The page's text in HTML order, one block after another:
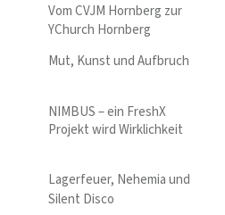
Vom CVJM Hornberg zur
YChurch Hornberg
Mut, Kunst und Aufbruch
NIMBUS – ein FreshX
Projekt wird Wirklichkeit
Lagerfeuer, Nehemia und
Silent Disco